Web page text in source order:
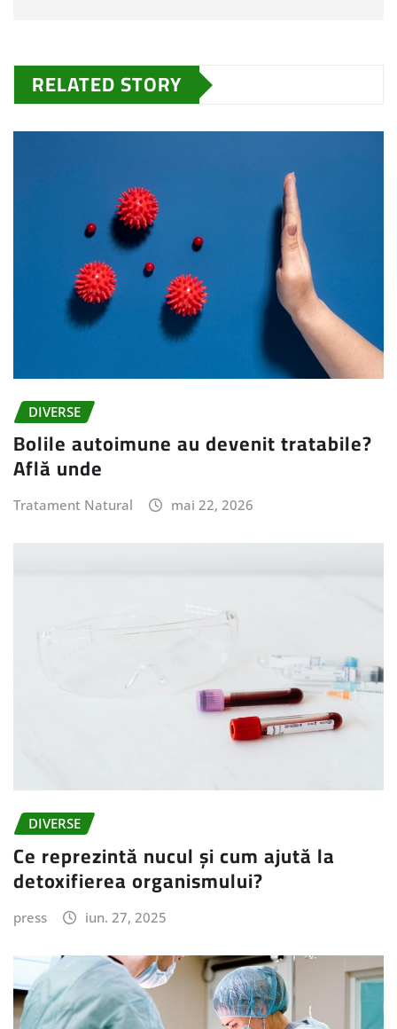
RELATED STORY
DIVERSE
Bolile autoimune au devenit tratabile?
Află unde
Tratament Natural mai 22, 2026
DIVERSE
Ce reprezintă nucul și cum ajută la
detoxifierea organismului?
press iun. 27, 2025